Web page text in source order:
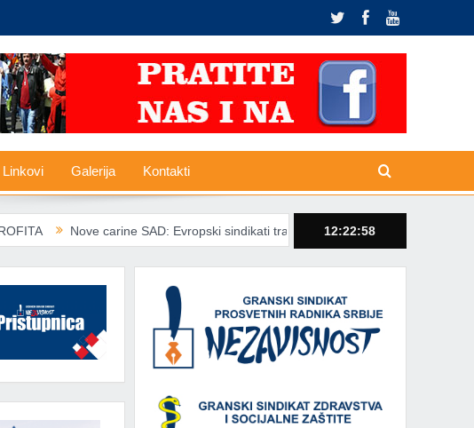
Linkovi Galerija Kontakti
Nove carine SAD: Evropski sindikati traže zaštitu radnika od trgovinskih šokova
12:22:59